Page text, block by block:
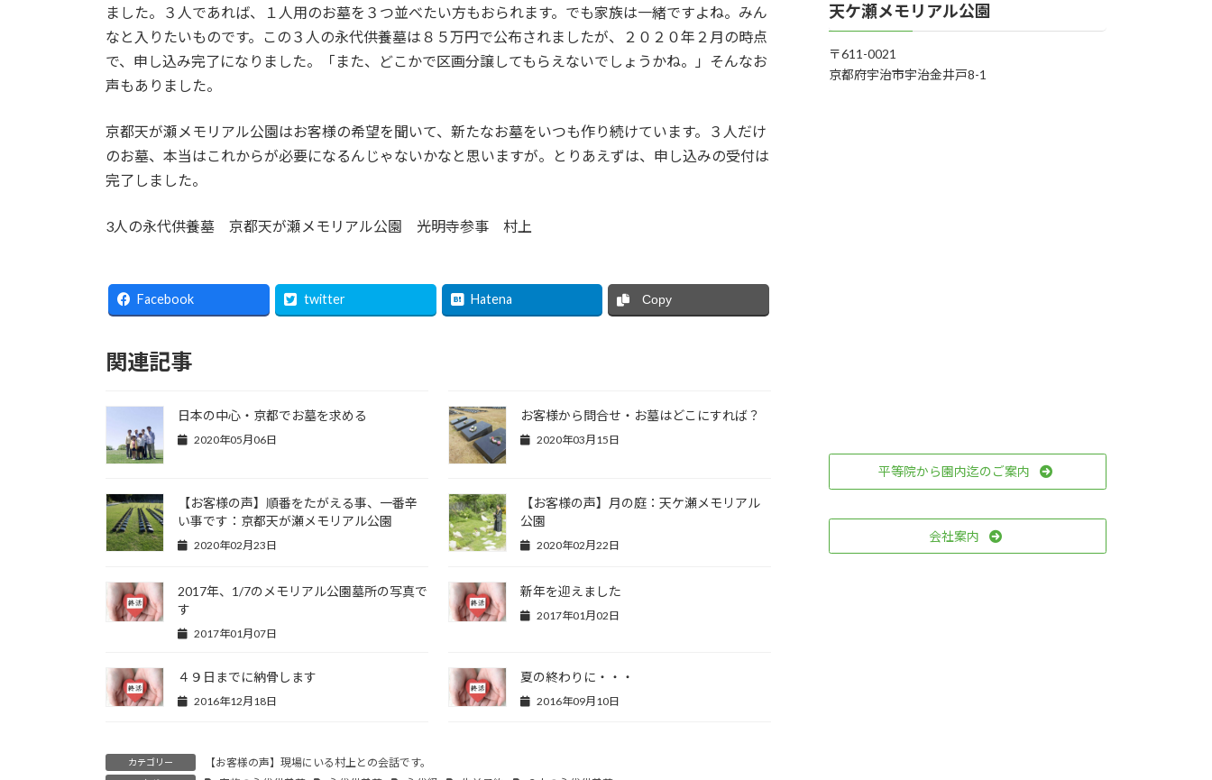
ました。３人であれば、１人用のお墓を３つ並べたい方もおられます。でも家族は一緒ですよね。みん
なと入りたいものです。この３人の永代供養墓は８５万円で公布されましたが、２０２０年２月の時点
で、申し込み完了になりました。「また、どこかで区画分譲してもらえないでしょうかね。」そんなお
声もありました。
京都天が瀬メモリアル公園はお客様の希望を聞いて、新たなお墓をいつも作り続けています。３人だけ
のお墓、本当はこれからが必要になるんじゃないかなと思いますが。とりあえずは、申し込みの受付は
完了しました。
3人の永代供養墓 京都天が瀬メモリアル公園 光明寺参事 村上
Facebook twitter Hatena Copy
関連記事
日本の中心・京都でお墓を求める
2020年05月06日
お客様から問合せ・お墓はどこにすれば？
2020年03月15日
【お客様の声】順番をたがえる事、一番辛
い事です：京都天が瀬メモリアル公園
2020年02月23日
【お客様の声】月の庭：天ケ瀬メモリアル
公園
2020年02月22日
2017年、1/7のメモリアル公園墓所の写真で
す
2017年01月07日
新年を迎えました
2017年01月02日
４９日までに納骨します
2016年12月18日
夏の終わりに・・・
2016年09月10日
カテゴリー 【お客様の声】現場にいる村上との会話です。
天ケ瀬メモリアル公園
〒611-0021
京都府宇治市宇治金井戸8-1
平等院から園内迄のご案内
会社案内